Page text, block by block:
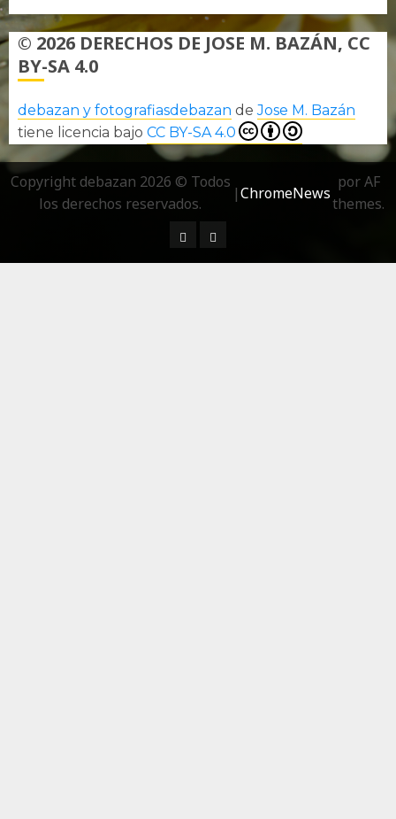
© 2026 DERECHOS DE JOSE M. BAZÁN, CC
BY-SA 4.0
debazan y fotografiasdebazan deJose M. Bazán
tiene licencia bajo CC BY-SA 4.0
Copyright debazan 2026 © Todos
los derechos reservados.
|ChromeNews
por AF
themes.
¿ Quién soy…?
Más información sobre las